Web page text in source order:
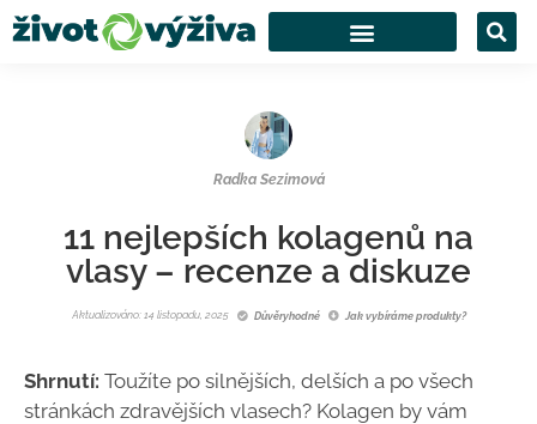
Radka Sezimová
11 nejlepších kolagenů na
vlasy – recenze a diskuze
Aktualizováno: 14 listopadu, 2025 Důvěryhodné Jak vybíráme produkty?
Shrnutí: Toužíte po silnějších, delších a po všech
stránkách zdravějších vlasech? Kolagen by vám